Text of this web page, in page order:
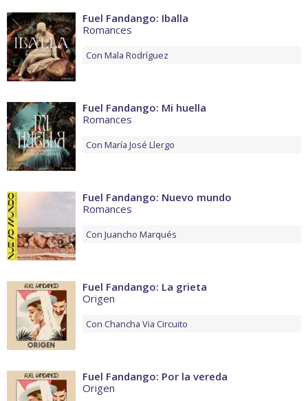
Fuel Fandango: Iballa
Romances
Con Mala Rodríguez
Fuel Fandango: Mi huella
Romances
Con María José Llergo
Fuel Fandango: Nuevo mundo
Romances
Con Juancho Marqués
Fuel Fandango: La grieta
Origen
Con Chancha Via Circuito
Fuel Fandango: Por la vereda
Origen